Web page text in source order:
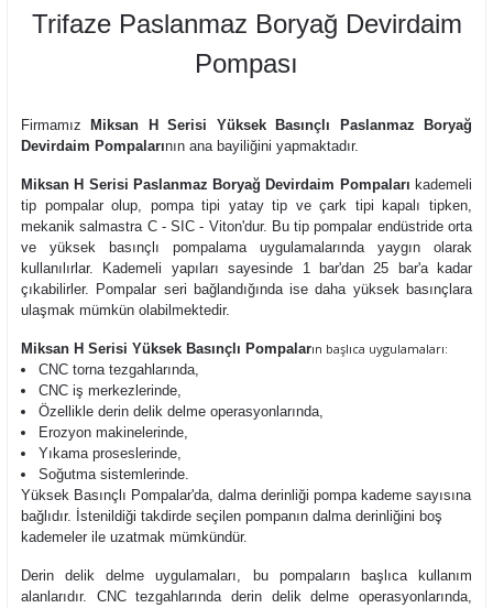
Trifaze Paslanmaz Boryağ Devirdaim
Pompası
Firmamız
Miksan H Serisi Yüksek Basınçlı Paslanmaz Boryağ
Devirdaim Pompalarının ana bayiliğini yapmaktadır.
Miksan H Serisi Paslanmaz Boryağ Devirdaim Pompaları kademeli
tip pompalar olup, pompa tipi yatay tip ve çark tipi kapalı tipken,
mekanik salmastra C - SIC - Viton'dur. Bu tip pompalar endüstride orta
ve yüksek basınçlı pompalama uygulamalarında yaygın olarak
kullanılırlar. Kademeli yapıları sayesinde 1 bar'dan 25 bar'a kadar
çıkabilirler. Pompalar seri bağlandığında ise daha yüksek basınçlara
ulaşmak mümkün olabilmektedir.
Miksan H Serisi Yüksek Basınçlı Pompaların başlıca uygulamaları:
CNC torna tezgahlarında,
CNC iş merkezlerinde,
Özellikle derin delik delme operasyonlarında,
Erozyon makinelerinde,
Yıkama proseslerinde,
Soğutma sistemlerinde.
Yüksek Basınçlı Pompalar'da, dalma derinliği pompa kademe sayısına
bağlıdır. İstenildiği takdirde seçilen pompanın dalma derinliğini boş
kademeler ile uzatmak mümkündür.
Derin delik delme uygulamaları, bu pompaların başlıca kullanım
alanlarıdır. CNC tezgahlarında derin delik delme operasyonlarında,